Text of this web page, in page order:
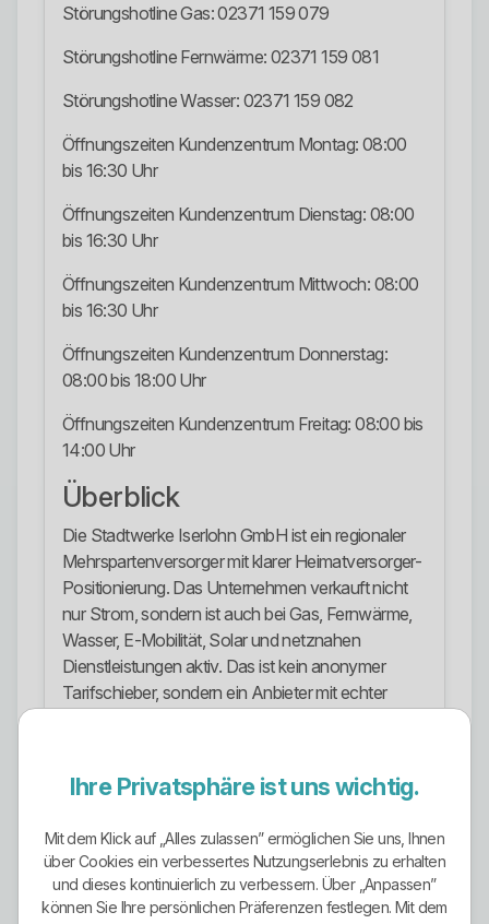
Störungshotline Gas: 02371 159 079
Störungshotline Fernwärme: 02371 159 081
Störungshotline Wasser: 02371 159 082
Öffnungszeiten Kundenzentrum Montag: 08:00
bis 16:30 Uhr
Öffnungszeiten Kundenzentrum Dienstag: 08:00
bis 16:30 Uhr
Öffnungszeiten Kundenzentrum Mittwoch: 08:00
bis 16:30 Uhr
Öffnungszeiten Kundenzentrum Donnerstag:
08:00 bis 18:00 Uhr
Öffnungszeiten Kundenzentrum Freitag: 08:00 bis
14:00 Uhr
Überblick
Die Stadtwerke Iserlohn GmbH ist ein regionaler
Mehrspartenversorger mit klarer Heimatversorger-
Positionierung. Das Unternehmen verkauft nicht
nur Strom, sondern ist auch bei Gas, Fernwärme,
Wasser, E-Mobilität, Solar und netznahen
Dienstleistungen aktiv. Das ist kein anonymer
Tarifschieber, sondern ein Anbieter mit echter
Die Tarifstruktur ist ordentlich und nicht künstlich
überladen. Sichtbar sind die Grundversorgung und
Ersatzversorgung unter SauerlandStrom Klassik,
dazu spezielle Lösungen für Wärmespeicher und
Wärmepumpen sowie ein dynamischer Stromtarif.
Ihre Privatsphäre ist uns wichtig.
Mit dem Klick auf „Alles zulassen” ermöglichen Sie uns, Ihnen
über Cookies ein verbessertes Nutzungserlebnis zu erhalten
und dieses kontinuierlich zu verbessern. Über „Anpassen”
können Sie Ihre persönlichen Präferenzen festlegen. Mit dem